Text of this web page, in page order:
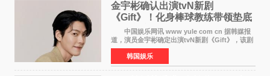
金宇彬确认出演tvN新剧
《Gift》！化身棒球教练带领垫底
球队逆袭
中国娱乐网讯 www yule com cn 据韩媒报
道，演员金宇彬确定出演tvN新剧《Gift》，该剧
预计将于下半年播出，引发观众高度期待。
本剧改编自同名网络漫画，讲述一位经历意外事
故后获得特殊
韩国娱乐